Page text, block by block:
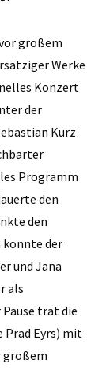
großem
Werke
Konzert
der
Kurz
Programm
den
den
konnte der
und Jana
als
trat die
Prad Eyrs) mit
großem